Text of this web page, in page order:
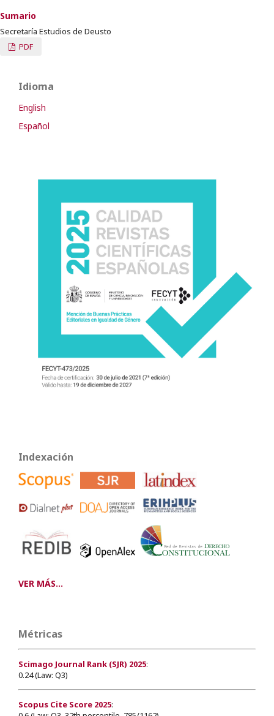
Sumario
Secretaría Estudios de Deusto
PDF
Idioma
English
Español
Indexación
VER MÁS...
Métricas
Scimago Journal Rank (SJR) 2025:
0.24 (Law: Q3)
Scopus Cite Score 2025: